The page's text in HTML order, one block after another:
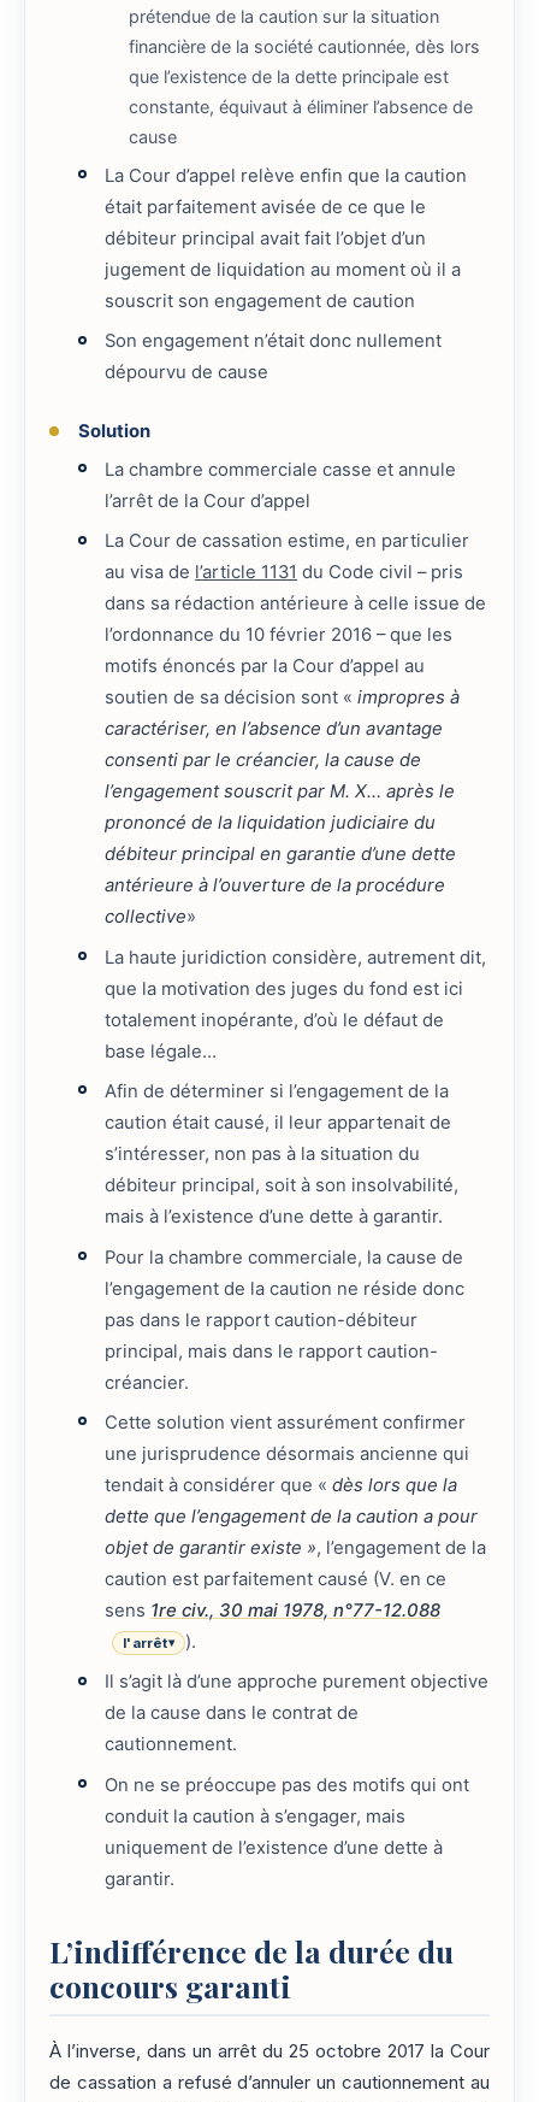
prétendue de la caution sur la situation
financière de la société cautionnée, dès lors
que l’existence de la dette principale est
constante, équivaut à éliminer l’absence de
cause
La Cour d’appel relève enfin que la caution
était parfaitement avisée de ce que le
débiteur principal avait fait l’objet d’un
jugement de liquidation au moment où il a
souscrit son engagement de caution
Son engagement n’était donc nullement
dépourvu de cause
Solution
La chambre commerciale casse et annule
l’arrêt de la Cour d’appel
La Cour de cassation estime, en particulier
au visa de l’article 1131 du Code civil – pris
dans sa rédaction antérieure à celle issue de
l’ordonnance du 10 février 2016 – que les
motifs énoncés par la Cour d’appel au
soutien de sa décision sont «impropres à
caractériser, en l’absence d’un avantage
consenti par le créancier, la cause de
l’engagement souscrit par M. X… après le
prononcé de la liquidation judiciaire du
débiteur principal en garantie d’une dette
antérieure à l’ouverture de la procédure
collective»
La haute juridiction considère, autrement dit,
que la motivation des juges du fond est ici
totalement inopérante, d’où le défaut de
base légale…
Afin de déterminer si l’engagement de la
caution était causé, il leur appartenait de
s’intéresser, non pas à la situation du
débiteur principal, soit à son insolvabilité,
mais à l’existence d’une dette à garantir.
Pour la chambre commerciale, la cause de
l’engagement de la caution ne réside donc
pas dans le rapport caution-débiteur
principal, mais dans le rapport caution-
créancier.
Cette solution vient assurément confirmer
une jurisprudence désormais ancienne qui
tendait à considérer que «dès lors que la
dette que l’engagement de la caution a pour
objet de garantir existe », l’engagement de la
caution est parfaitement causé (V. en ce
sens 1re civ., 30 mai 1978, n°77-12.088
l'arrêt▾
).
Il s’agit là d’une approche purement objective
de la cause dans le contrat de
cautionnement.
On ne se préoccupe pas des motifs qui ont
conduit la caution à s’engager, mais
uniquement de l’existence d’une dette à
garantir.
L’indifférence de la durée du
concours garanti
À l’inverse, dans un arrêt du 25 octobre 2017 la Cour
de cassation a refusé d’annuler un cautionnement au